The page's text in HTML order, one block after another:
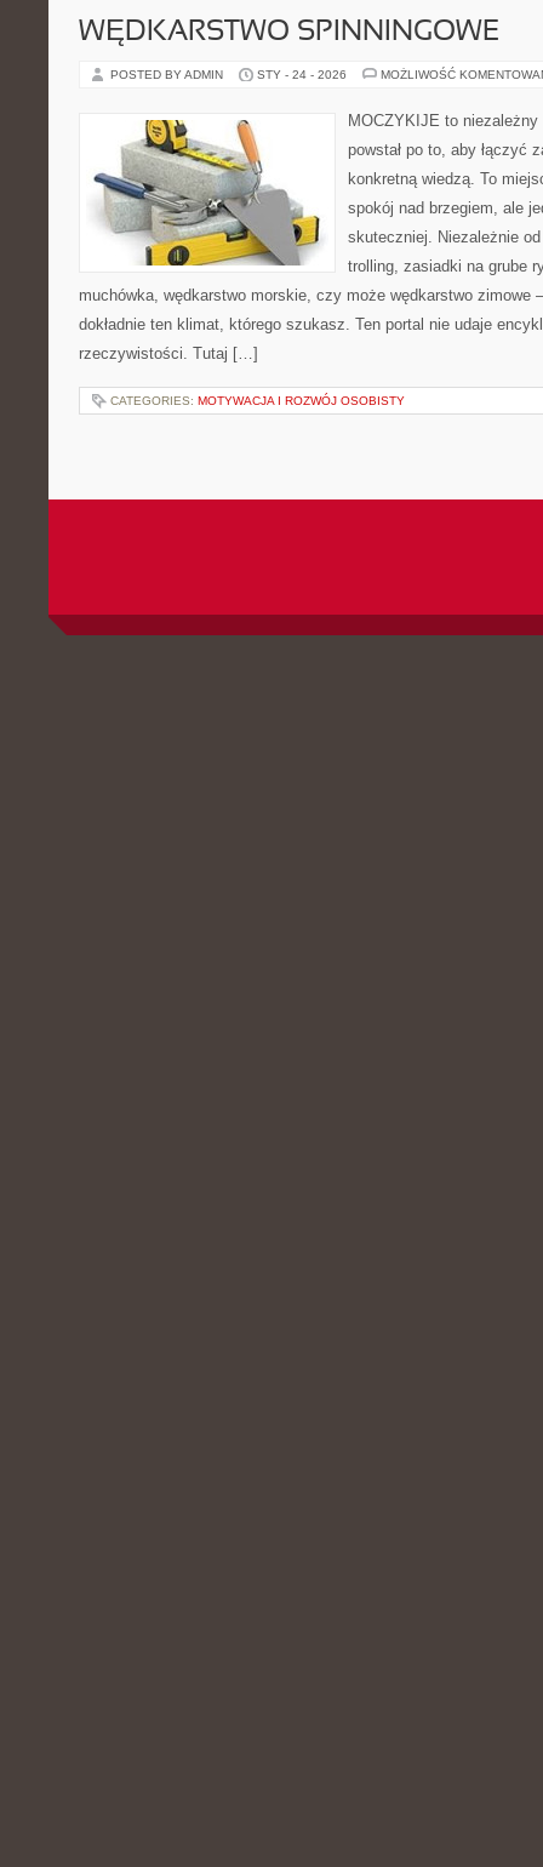
WĘDKARSTWO SPINNINGOWE
POSTED BY ADMIN STY - 24 - 2026 MOŻLIWOŚĆ
MOCZYKIJE to
powstał po to, aby łączyć
konkretną wiedzą. To
spokój nad brzegiem, ale
skuteczniej. Niezależnie
trolling, zasiadki na grube
muchówka, wędkarstwo morskie, czy może wędkarstwo zimowe
dokładnie ten klimat, którego szukasz. Ten portal nie udaje
rzeczywistości. Tutaj […]
CATEGORIES: MOTYWACJA I ROZWÓJ OSOBISTY